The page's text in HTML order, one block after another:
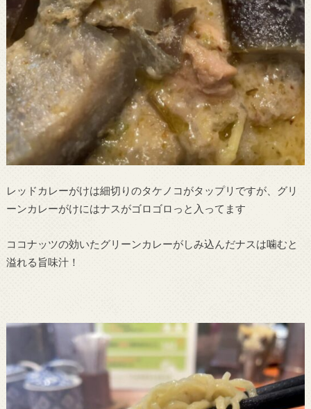
レッドカレーがけは細切りのタケノコがタップリですが、グリ
ーンカレーがけにはナスがゴロゴロっと入ってます
ココナッツの効いたグリーンカレーがしみ込んだナスは噛むと
溢れる旨味汁！